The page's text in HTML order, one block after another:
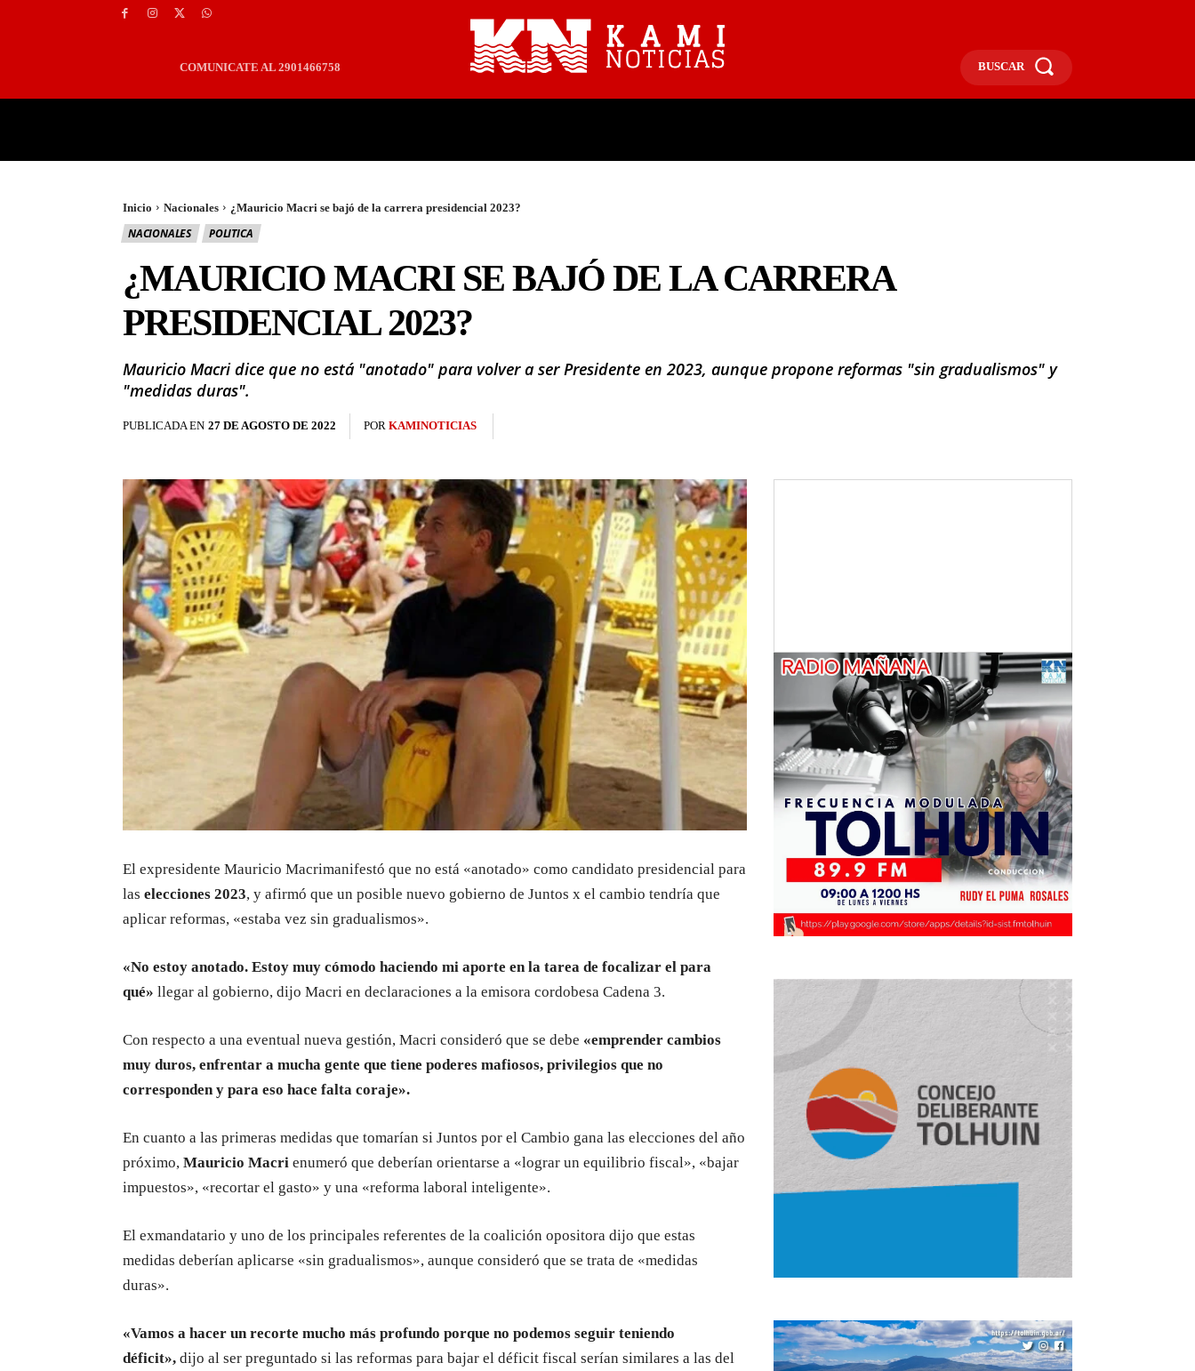
COMUNICATE AL 2901466758 BUSCAR
Inicio Nacionales ¿Mauricio Macri se bajó de la carrera presidencial 2023?
NACIONALES POLITICA
¿MAURICIO MACRI SE BAJÓ DE LA CARRERA
PRESIDENCIAL 2023?
Mauricio Macri dice que no está "anotado" para volver a ser Presidente en 2023, aunque propone reformas "sin gradualismos" y
"medidas duras".
PUBLICADA EN 27 DE AGOSTO DE 2022 POR KAMINOTICIAS
El expresidente Mauricio Macrimanifestó que no está «anotado» como candidato presidencial para
las elecciones 2023, y afirmó que un posible nuevo gobierno de Juntos x el cambio tendría que
aplicar reformas, «estaba vez sin gradualismos».
«No estoy anotado. Estoy muy cómodo haciendo mi aporte en la tarea de focalizar el para
qué» llegar al gobierno, dijo Macri en declaraciones a la emisora cordobesa Cadena 3.
Con respecto a una eventual nueva gestión, Macri consideró que se debe «emprender cambios
muy duros, enfrentar a mucha gente que tiene poderes mafiosos, privilegios que no
corresponden y para eso hace falta coraje».
En cuanto a las primeras medidas que tomarían si Juntos por el Cambio gana las elecciones del año
próximo, Mauricio Macri enumeró que deberían orientarse a «lograr un equilibrio fiscal», «bajar
impuestos», «recortar el gasto» y una «reforma laboral inteligente».
El exmandatario y uno de los principales referentes de la coalición opositora dijo que estas
medidas deberían aplicarse «sin gradualismos», aunque consideró que se trata de «medidas
duras».
«Vamos a hacer un recorte mucho más profundo porque no podemos seguir teniendo
déficit», dijo al ser preguntado si las reformas para bajar el déficit fiscal serían similares a las del